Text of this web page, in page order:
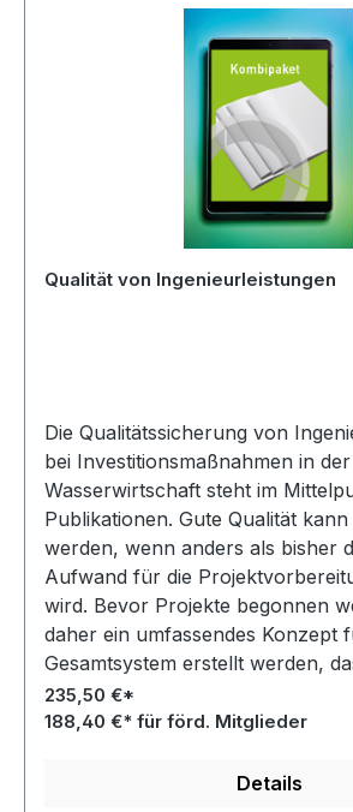
Qualität von Ingenieurleistungen
Die Qualitätssicherung von
bei Investitionsmaßnahmen in der
Wasserwirtschaft steht im
Publikationen. Gute Qualität
werden, wenn anders als bisher
Aufwand für die
wird. Bevor Projekte begonnen
daher ein umfassendes Konzept
Gesamtsystem erstellt werden,
abwassertechnische
235,50 €*
188,40 €* für förd. Mitglieder
Details